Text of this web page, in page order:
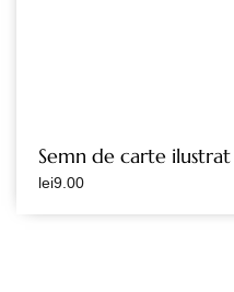
Semn de carte
lei9.00